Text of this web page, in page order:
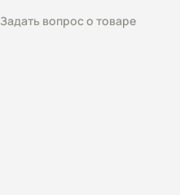
Задать вопрос о товаре